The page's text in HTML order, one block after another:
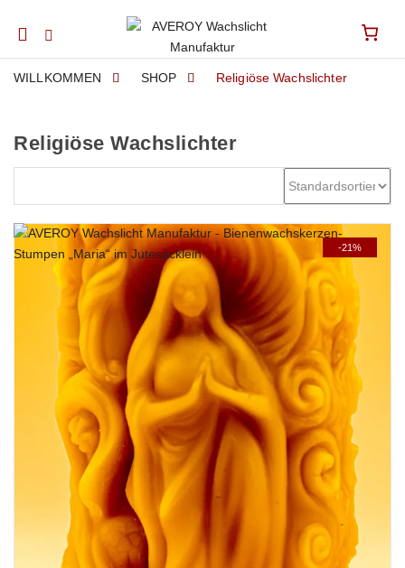
Mobile
WILLKOMMEN SHOP Religiöse Wachslichter
Skip to content
Religiöse Wachslichter
-21%